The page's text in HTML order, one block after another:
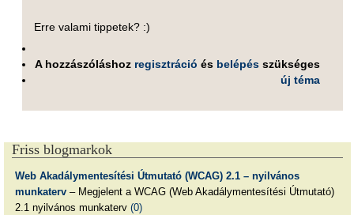
Erre valami tippetek? :)
A hozzászóláshoz regisztráció és belépés szükséges
új téma
Friss blogmarkok
Web Akadálymentesítési Útmutató (WCAG) 2.1 – nyilvános
munkaterv– Megjelent a WCAG (Web Akadálymentesítési Útmutató)
2.1 nyilvános munkaterv (0)